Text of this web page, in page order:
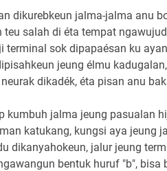
dikurebkeun jalma-jalma anu
teu salah di éta tempat
terminal sok dipapaésan ku
jeung élmu
dikadék, éta pisan anu
kumbuh jalma jeung pasualan
katukang, kungsi aya jeung
dikanyahokeun, jalur jeung
bentuk huruf "b", bisa